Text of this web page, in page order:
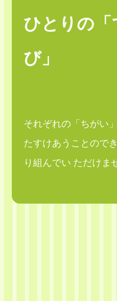
ひとりの「
び」
それぞれの「ちがい
たすけあうことので
り組んでい ただけま